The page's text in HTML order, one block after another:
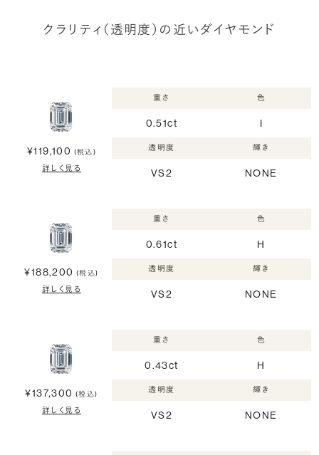
クラリティ（透明度）の近いダイヤモンド
¥119,100 (税込)
詳しく見る
重さ
0.51ct
色
I
透明度
VS2
輝き
NONE
¥188,200 (税込)
詳しく見る
重さ
0.61ct
色
H
透明度
VS2
輝き
NONE
¥137,300 (税込)
詳しく見る
重さ
0.43ct
色
H
透明度
VS2
輝き
NONE